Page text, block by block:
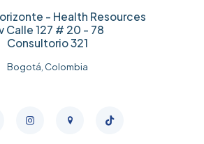
- Health Resources
Calle 127 # 20 - 78
Consultorio 321
Bogotá, Colombia